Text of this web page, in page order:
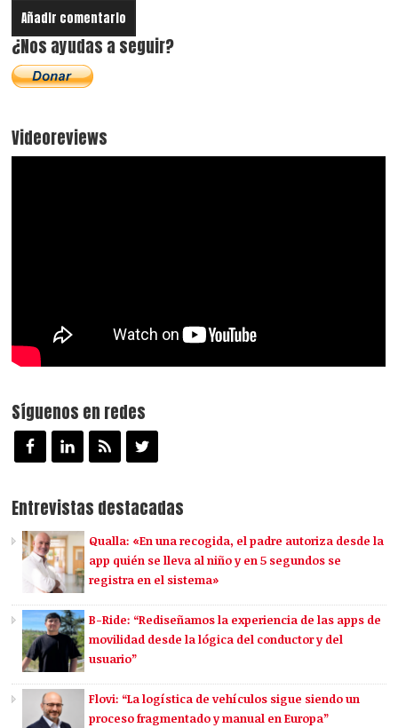
¿Nos ayudas a seguir?
Videoreviews
Síguenos en redes
Entrevistas destacadas
Qualla: «En una recogida, el padre autoriza desde la
app quién se lleva al niño y en 5 segundos se
registra en el sistema»
B-Ride: “Rediseñamos la experiencia de las apps de
movilidad desde la lógica del conductor y del
usuario”
Flovi: “La logística de vehículos sigue siendo un
proceso fragmentado y manual en Europa”